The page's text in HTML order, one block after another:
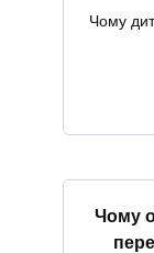
Чому
Чому